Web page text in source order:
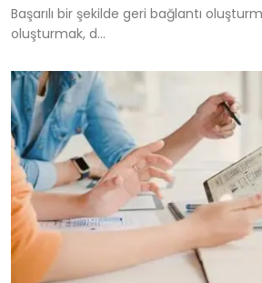
Başarılı bir şekilde geri bağlantı
oluşturmak, d...